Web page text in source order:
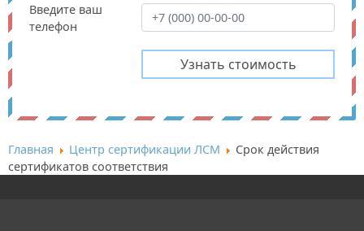
Введите ваш
телефон
Главная Центр сертификации ЛСМ
Срок действия
сертификатов соответствия